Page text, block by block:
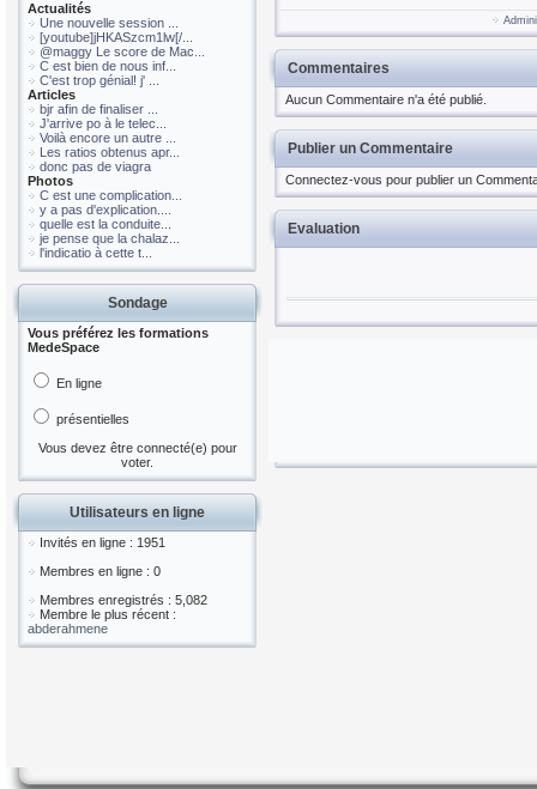
Actualités
Une nouvelle session ...
[youtube]jHKASzcm1lw[/...
@maggy Le score de Mac...
C est bien de nous inf...
C'est trop génial! j' ...
Articles
bjr afin de finaliser ...
J'arrive po à le telec...
Voilà encore un autre ...
Les ratios obtenus apr...
donc pas de viagra
Photos
C est une complication...
y a pas d'explication....
quelle est la conduite...
je pense que la chalaz...
l'indicatio à cette t...
Sondage
Vous préférez les formations
MedeSpace
En ligne
présentielles
Vous devez être connecté(e) pour
voter.
Utilisateurs en ligne
Invités en ligne : 1951
Membres en ligne : 0
Membres enregistrés : 5,082
Membre le plus récent :
abderahmene
Commentaires
Aucun Commentaire n'a été publié.
Publier un Commentaire
Connectez-vous pour publier un
Evaluation